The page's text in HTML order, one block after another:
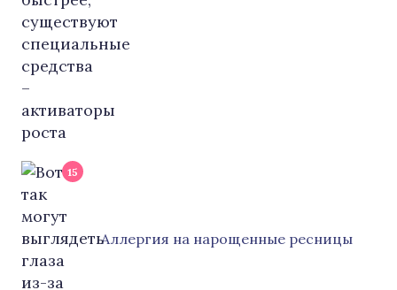
15
Аллергия на нарощенные ресницы